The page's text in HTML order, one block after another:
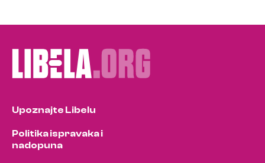
Upoznajte Libelu
Politika ispravaka i
nadopuna